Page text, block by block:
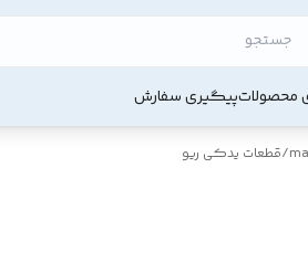
محصولاتپیگیری سفارش
/قطعات یدکی ریو